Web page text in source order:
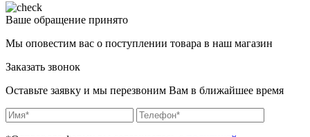
Ваше обращение принято
Мы оповестим вас о поступлении товара в наш магазин
Заказать звонок
Оставьте заявку и мы перезвоним Вам в ближайшее время